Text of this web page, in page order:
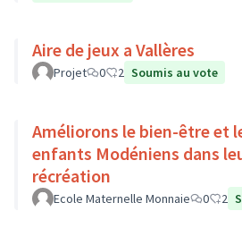
Aire de jeux a Vallères
Projet 0 2 Soumis au vote
Améliorons le bien-être et
enfants Modéniens dans
récréation
Ecole Maternelle Monnaie 0 2